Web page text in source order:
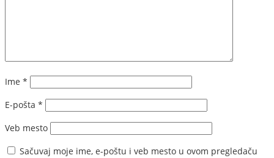
Ime *
E-pošta *
Veb mesto
Sačuvaj moje ime, e-poštu i veb mesto u ovom pregledaču